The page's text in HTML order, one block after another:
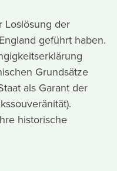
Loslösung der
geführt haben.
Grundsätze
als Garant der
historische